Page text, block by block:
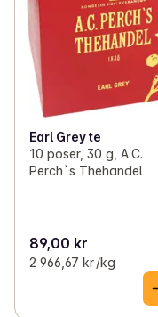
Earl Grey te
10 poser, 30 g, A.C.
Perch`s Thehandel
89,00 kr
2 966,67 kr /kg